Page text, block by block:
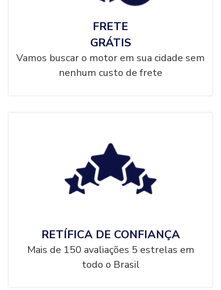
FRETE
GRÁTIS
Vamos buscar o motor em sua cidade sem
nenhum custo de frete
RETÍFICA DE CONFIANÇA
Mais de 150 avaliações 5 estrelas em
todo o Brasil